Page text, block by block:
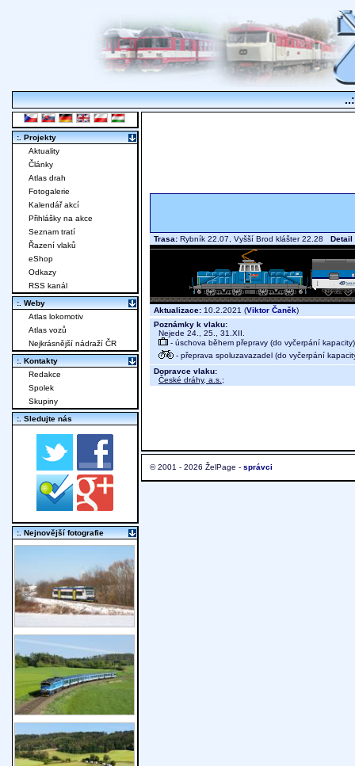
Trasa: Rybník 22.07, Vyšší Brod klášter 22.28 Detail
Aktualizace: 10.2.2021 (Viktor Čaněk)
Poznámky k vlaku:
Nejede 24., 25., 31.XII.
- úschova během přepravy (do vyčerpání kapacity)
- přeprava spoluzavazadel (do vyčerpání
Dopravce vlaku:
České dráhy, a.s. ;
© 2001 - 2026 ŽelPage - správci
:. Projekty
Aktuality
Články
Atlas drah
Fotogalerie
Kalendář akcí
Přihlášky na akce
Seznam tratí
Řazení vlaků
eShop
Odkazy
RSS kanál
:. Weby
Atlas lokomotiv
Atlas vozů
Nejkrásnější nádraží ČR
:. Kontakty
Redakce
Spolek
Skupiny
:. Sledujte nás
:. Nejnovější fotografie